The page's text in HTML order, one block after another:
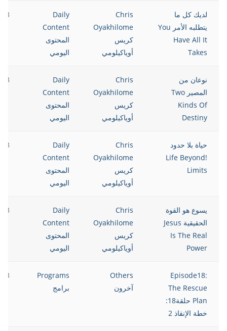
لديك كل ما
يتطلبه الأمر You
Have All It
Takes
Chris
Oyakhilome
كريس
أوياكيلومي
Daily
Content
المحتوى
اليومي
نوعان من
المصير Two
Kinds Of
Destiny
Chris
Oyakhilome
كريس
أوياكيلومي
Daily
Content
المحتوى
اليومي
حياة بلا حدود
!Life Beyond
Limits
Chris
Oyakhilome
كريس
أوياكيلومي
Daily
Content
المحتوى
اليومي
يسوع هو القوة
الحقيقية Jesus
Is The Real
Power
Chris
Oyakhilome
كريس
أوياكيلومي
Daily
Content
المحتوى
اليومي
Episode18:
The Rescue
Plan حلقة18:
خطة الإنقاذ 2
Others
آخرون
Programs
برامج